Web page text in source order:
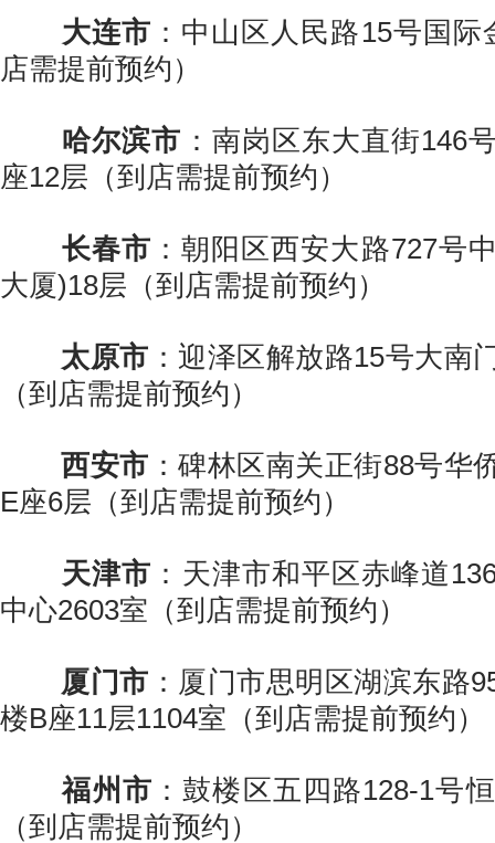
大连市 ：中山区人民路15号国
店需提前预约）
哈尔滨市 ：南岗区东大直街146
座12层（到店需提前预约）
长春市 ：朝阳区西安大路727号
大厦)18层（到店需提前预约）
太原市 ：迎泽区解放路15号大南
（到店需提前预约）
西安市 ：碑林区南关正街88号华
E座6层（到店需提前预约）
天津市 ：天津市和平区赤峰道
中心2603室（到店需提前预约）
厦门市 ：厦门市思明区湖滨东路
楼B座11层1104室（到店需提前预约）
福州市 ：鼓楼区五四路128-1号
（到店需提前预约）